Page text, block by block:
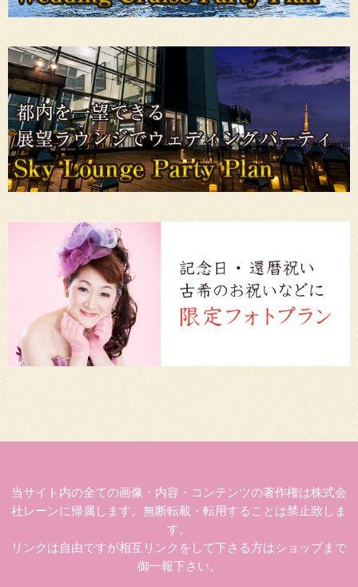
当サイト内の全ての画像・内容・コンテンツの著作権は株式会
社レーンに帰属します。無断転載・転用することは禁止致しま
す。
リンクは自由ですが相互リンクをして下さる方はショップまで
御一報下さい。